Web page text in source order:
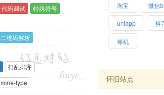
代码调试
特殊符号
二维码解析
打乱排序
mine-type
淘宝 微信
uniapp 抖
禅机
怀旧站点